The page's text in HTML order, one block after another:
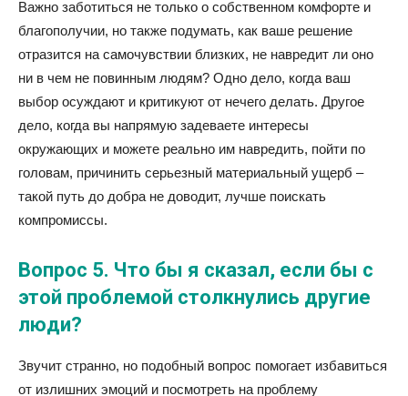
Важно заботиться не только о собственном комфорте и
благополучии, но также подумать, как ваше решение
отразится на самочувствии близких, не навредит ли оно
ни в чем не повинным людям? Одно дело, когда ваш
выбор осуждают и критикуют от нечего делать. Другое
дело, когда вы напрямую задеваете интересы
окружающих и можете реально им навредить, пойти по
головам, причинить серьезный материальный ущерб –
такой путь до добра не доводит, лучше поискать
компромиссы.
Вопрос 5. Что бы я сказал, если бы с
этой проблемой столкнулись другие
люди?
Звучит странно, но подобный вопрос помогает избавиться
от излишних эмоций и посмотреть на проблему